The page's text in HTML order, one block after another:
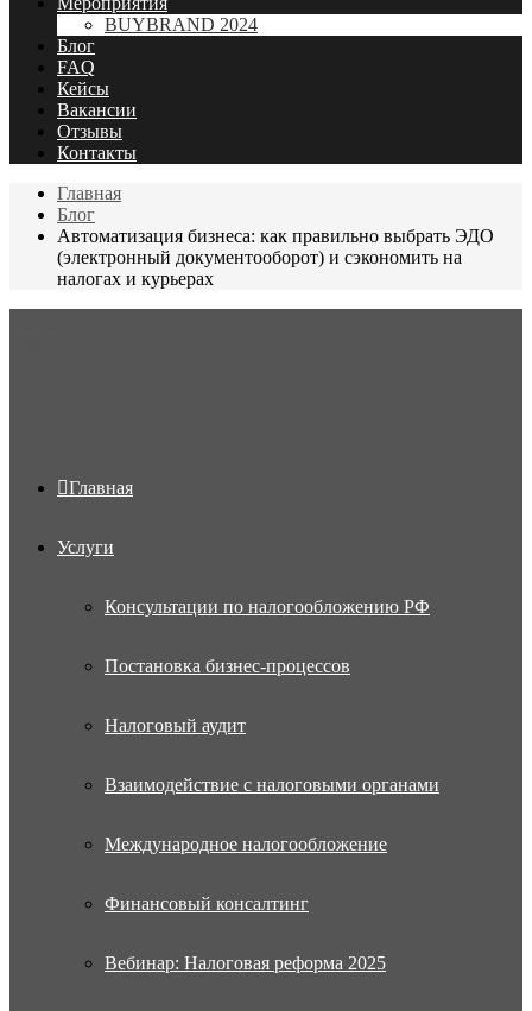
BUYBRAND 2024
Блог
FAQ
Кейсы
Вакансии
Отзывы
Контакты
Главная
Блог
Автоматизация бизнеса: как правильно выбрать ЭДО
(электронный документооборот) и сэкономить на
налогах и курьерах
Главная
Услуги
Консультации по налогообложению РФ
Постановка бизнес-процессов
Налоговый аудит
Взаимодействие с налоговыми органами
Международное налогообложение
Финансовый консалтинг
Вебинар: Налоговая реформа 2025